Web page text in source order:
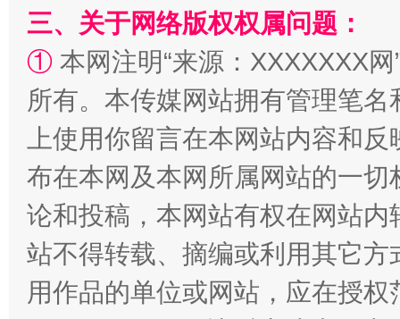
三、关于网络版权权属问题：
① 本网注明“来源：XXXXXXX
所有。本传媒网站拥有管理笔
上使用你留言在本网站内容和
布在本网及本网所属网站的一
论和投稿，本网站有权在网站
站不得转载、摘编或利用其它
用作品的单位或网站，应在授